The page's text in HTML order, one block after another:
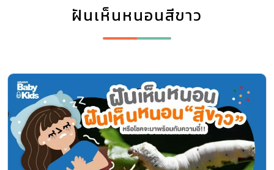
ฝันเห็นหนอนสีขาว